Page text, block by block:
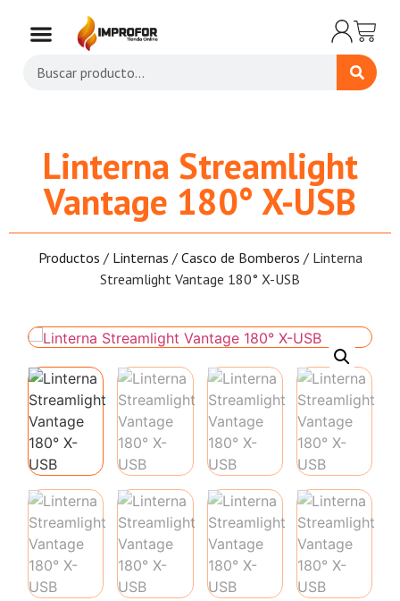
Linterna Streamlight
Vantage 180° X-USB
Productos / Linternas / Casco de Bomberos / Linterna
Streamlight Vantage 180° X-USB